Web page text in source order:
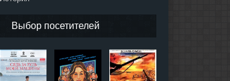
Выбор посетителей